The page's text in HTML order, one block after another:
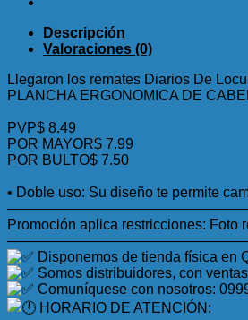
Descripción
Valoraciones (0)
Llegaron los remates Diarios De
PLANCHA ERGONOMICA DE
PVP$ 8.49
POR MAYOR$ 7.99
POR BULTO$ 7.50
• Doble uso: Su diseño te permite
Promoción aplica restricciones: Foto
Disponemos de tienda física en
Somos distribuidores, con
Comuníquese con nosotros:
HORARIO DE ATENCIÓN: